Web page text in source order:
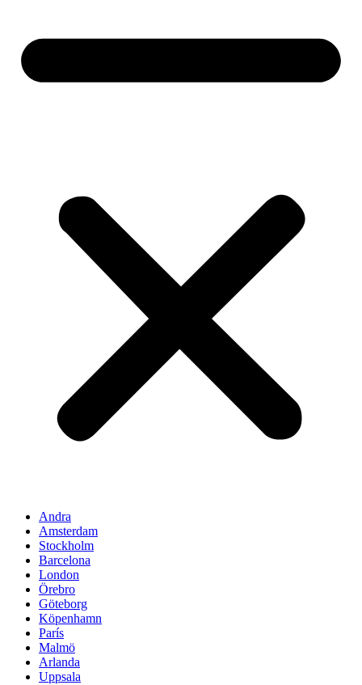
Andra
Amsterdam
Stockholm
Barcelona
London
Örebro
Göteborg
Köpenhamn
París
Malmö
Arlanda
Uppsala